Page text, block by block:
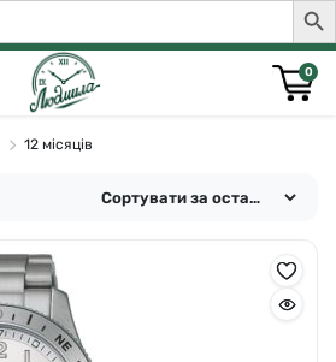
0
12 місяців